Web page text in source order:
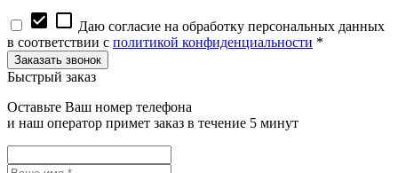
check_box check_box_outline_blank Даю согласие на обработку персональных данных
в соответствии с политикой конфиденциальности *
Быстрый заказ
Оставьте Ваш номер телефона
и наш оператор примет заказ в течение 5 минут